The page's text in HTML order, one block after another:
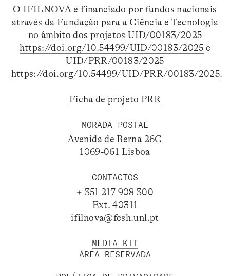
O IFILNOVA é financiado por fundos nacionais
através da Fundação para a Ciência e Tecnologia
no âmbito dos projetos UID/00183/2025
https://doi.org/10.54499/UID/00183/2025 e
UID/PRR/00183/2025
https://doi.org/10.54499/UID/PRR/00183/2025.
Ficha de projeto PRR
MORADA POSTAL
Avenida de Berna 26C
1069-061 Lisboa
CONTACTOS
+ 351 217 908 300
Ext. 40311
ifilnova@fcsh.unl.pt
MEDIA KIT
ÁREA RESERVADA